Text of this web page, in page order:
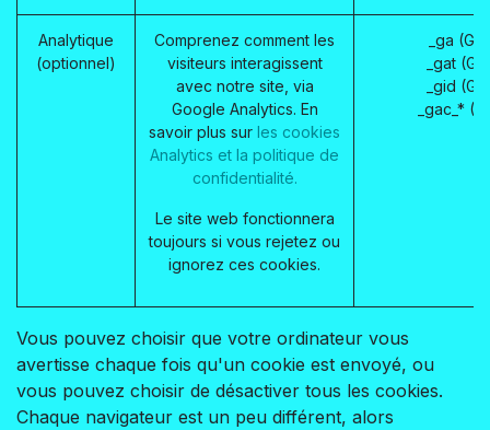
Analytique
(optionnel)
Comprenez comment les
visiteurs interagissent
avec notre site, via
Google Analytics. En
savoir plus sur les cookies
Analytics et la politique de
confidentialité.
Le site web fonctionnera
toujours si vous rejetez ou
ignorez ces cookies.
_ga
_gat
_gid
_gac_*
Vous pouvez choisir que votre ordinateur vous
avertisse chaque fois qu'un cookie est envoyé, ou
vous pouvez choisir de désactiver tous les cookies.
Chaque navigateur est un peu différent, alors